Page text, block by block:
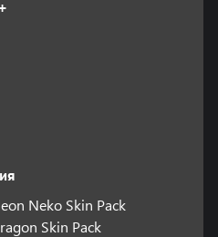
Neko Skin Pack
Skin Pack